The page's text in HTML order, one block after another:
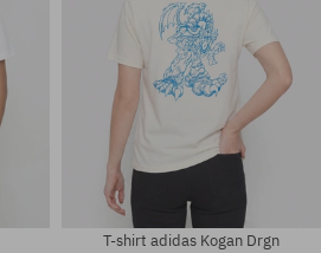
T-shirt adidas Kogan Drgn